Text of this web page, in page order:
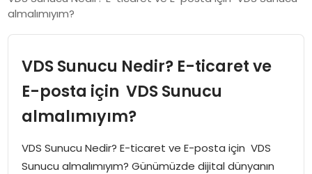
GÜNCEL
SOSYAL HABER
SPOR
almalımıyım?
VDS Sunucu Nedir? E-ticaret ve
E-posta için VDS Sunucu
almalımıyım?
VDS Sunucu Nedir? E-ticaret ve E-posta için VDS
Sunucu almalımıyım? Günümüzde dijital dünyanın